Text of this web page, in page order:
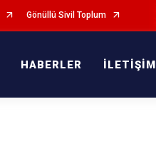
Gönüllü Sivil Toplum
HABERLER İLETİŞİM